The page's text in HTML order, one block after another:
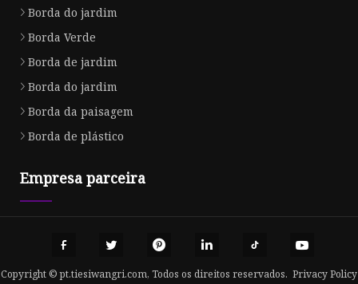
Borda do jardim
Borda Verde
Borda de jardim
Borda do jardim
Borda da paisagem
Borda de plástico
Empresa parceira
Copyright © pt.tiesiwangri.com, Todos os direitos reservados. Privacy Policy